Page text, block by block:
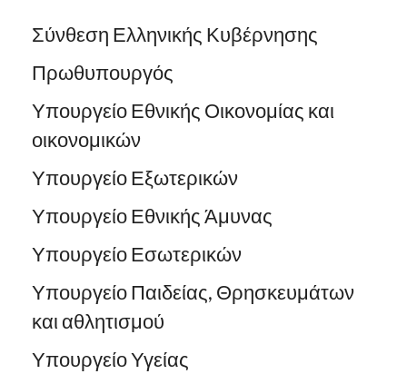
Σύνθεση Ελληνικής Κυβέρνησης
Πρωθυπουργός
Υπουργείο Εθνικής Οικονομίας και
οικονομικών
Υπουργείο Εξωτερικών
Υπουργείο Εθνικής Άμυνας
Υπουργείο Εσωτερικών
Υπουργείο Παιδείας, Θρησκευμάτων
και αθλητισμού
Υπουργείο Υγείας